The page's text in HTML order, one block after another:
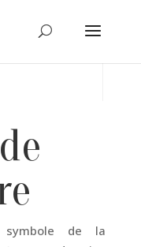
de la